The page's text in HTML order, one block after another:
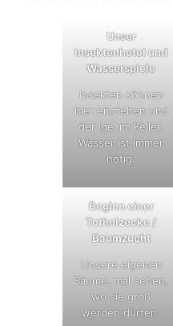
Unser
Insektenhotel und
Wasserspiele
Insekten können
hier einziehen und
der Igel im Keller.
Wasser ist immer
nötig.
Beginn einer
Totholzecke /
Baumzucht
Unsere eigenen
Bäume, mal sehen,
wo sie groß
werden dürfen.